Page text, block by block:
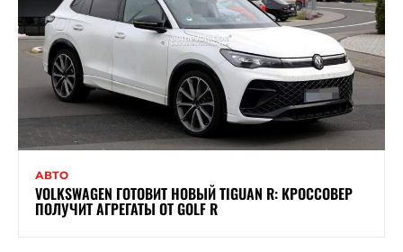
АВТО
VOLKSWAGEN ГОТОВИТ НОВЫЙ TIGUAN R: КРОССОВЕР
ПОЛУЧИТ АГРЕГАТЫ ОТ GOLF R